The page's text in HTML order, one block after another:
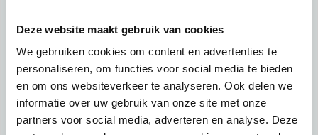
Deze website maakt gebruik van cookies
We gebruiken cookies om content en advertenties te
personaliseren, om functies voor social media te bieden
en om ons websiteverkeer te analyseren. Ook delen we
informatie over uw gebruik van onze site met onze
partners voor social media, adverteren en analyse. Deze
Tip 1:
Schrijf een duidelijke introductie en geef de volgende
informatie mee:
Ben je student, werkachtig of werkzoekend